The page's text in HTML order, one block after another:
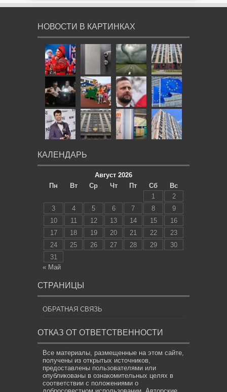
НОВОСТИ В КАРТИНКАХ
КАЛЕНДАРЬ
Август 2026
Пн
Вт Ср Чт Пт Сб
Вс
1
2
3
4 5 6 7 8
9
10
11 12 13 14 15
16
17
18 19 20 21 22
23
24
25 26 27 28 29
30
31
« Май
СТРАНИЦЫ
ОБРАТНАЯ СВЯЗЬ
ОТКАЗ ОТ ОТВЕТСТВЕННОСТИ
Все материалы, размещенные на этом сайте,
получены из открытых источников,
предоставлены пользователями или
опубликованы в ознакомительных целях в
соответствии с положениями о